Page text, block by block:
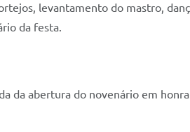
levantamento do mastro,
da festa.
da abertura do novenário em